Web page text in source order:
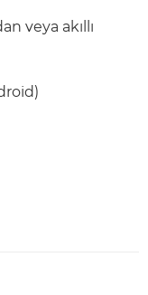
veya akıllı